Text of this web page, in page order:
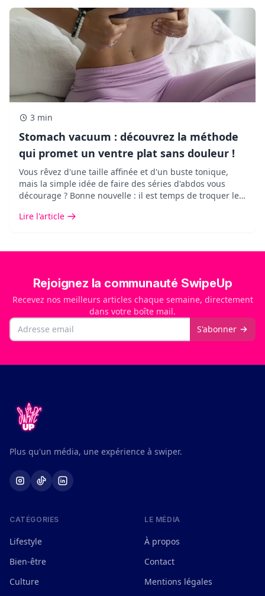
3 min
Stomach vacuum : découvrez la méthode
qui promet un ventre plat sans douleur !
Vous rêvez d'une taille affinée et d'un buste tonique,
mais la simple idée de faire des séries d'abdos vous
décourage ? Bonne nouvelle : il est temps de troquer les
douce, redoutablement efficace et validée par la science
Lire l'article
Rejoignez la communauté SwipeUp
Recevez nos meilleurs articles chaque semaine, directement
dans votre boîte mail.
Email S'abonner
Plus qu'un média, une expérience à swiper.
CATÉGORIES
Lifestyle
Bien-être
Culture
LE MÉDIA
À propos
Contact
Mentions légales